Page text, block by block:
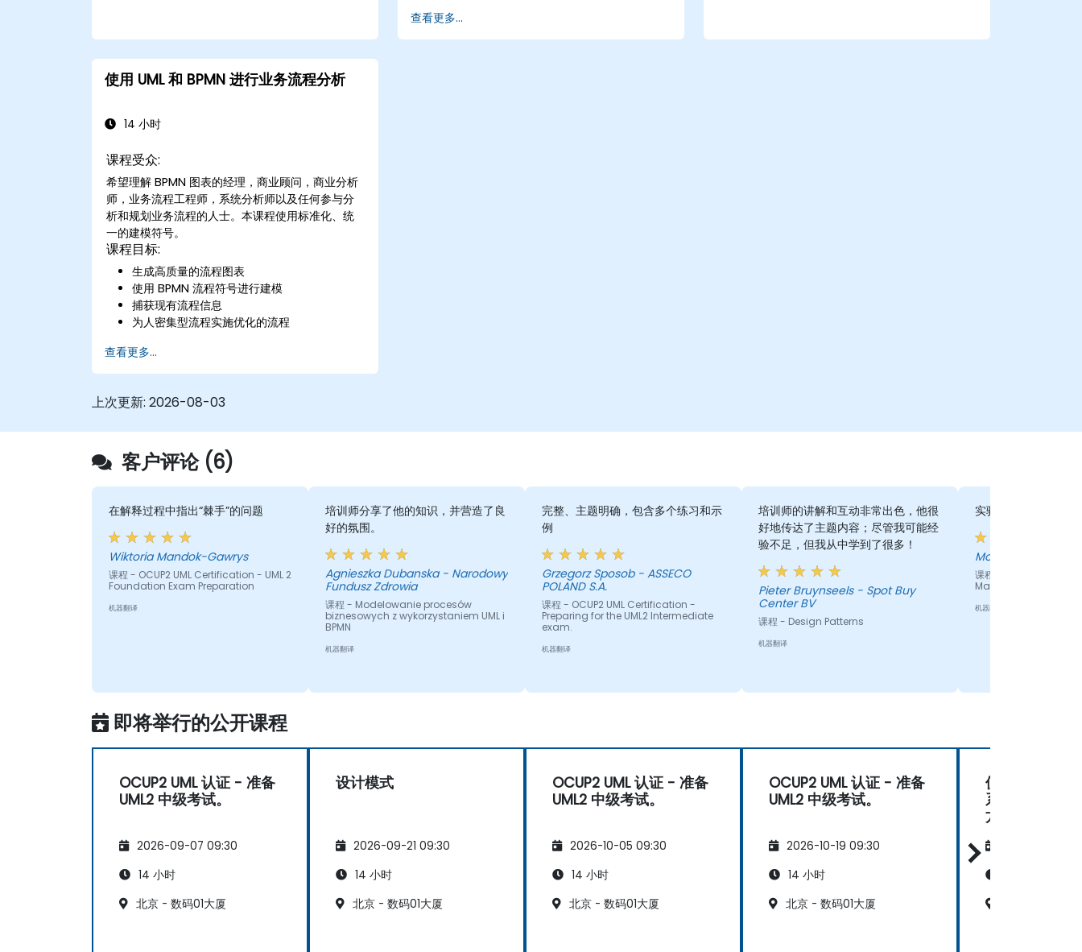
查看更多...
使用 UML 和 BPMN 进行业务流程分析
14 小时
课程受众:
希望理解 BPMN 图表的经理，商业顾问，商业分析
师，业务流程工程师，系统分析师以及任何参与分
析和规划业务流程的人士。本课程使用标准化、统
一的建模符号。
课程目标:
生成高质量的流程图表
使用 BPMN 流程符号进行建模
捕获现有流程信息
为人密集型流程实施优化的流程
理的部分
查看更多...
上次更新: 2026-08-03
客户评论 (6)
在解释过程中指出“棘手”的问题
Wiktoria Mandok-Gawrys
课程 - OCUP2 UML Certification - UML 2
Foundation Exam Preparation
机器翻译
培训师分享了他的知识，并营造了良
好的氛围。
Agnieszka Dubanska - Narodowy
Fundusz Zdrowia
课程 - Modelowanie procesów
biznesowych z wykorzystaniem UML i
BPMN
机器翻译
完整、主题明确，包含多个练习和示
例
Grzegorz Sposob - ASSECO
POLAND S.A.
课程 - OCUP2 UML Certification -
Preparing for the UML2 Intermediate
exam.
机器翻译
培训师的讲解和互动非常出色，他很
好地传达了主题内容；尽管我可能经
验不足，但我从中学到了很多！
Pieter Bruynseels - Spot Buy
Center BV
课程 - Design Patterns
机器翻译
实验和节奏都非常好
课程 - Applying
MagicDraw/Cameo
机器翻译
即将举行的公开课程
OCUP2 UML 认证 - 准备
UML2 中级考试。
2026-09-07 09:30
14 小时
北京 - 数码01大厦
设计模式
2026-09-21 09:30
14 小时
北京 - 数码01大厦
OCUP2 UML 认证 - 准备
UML2 中级考试。
2026-10-05 09:30
14 小时
北京 - 数码01大厦
OCUP2 UML 认证 - 准备
UML2 中级考试。
2026-10-19 09:30
14 小时
北京 - 数码01大厦
使用UML符号
系统分析 - 面
方法论的产品